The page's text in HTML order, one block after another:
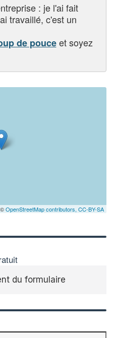
: je l'ai fait
travaillé, c'est un
de pouceet soyez
OpenStreetMap contributors, CC-BY-SA
du formulaire